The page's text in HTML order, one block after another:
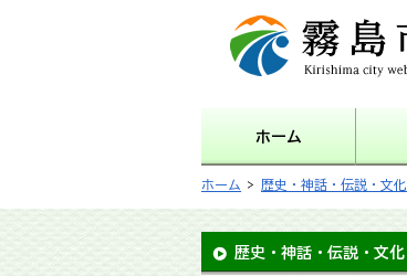
霧島市 Kirishima city
website
ホーム
ホーム > 歴史・神話・伝説・文化
歴史・神話・伝説・文化